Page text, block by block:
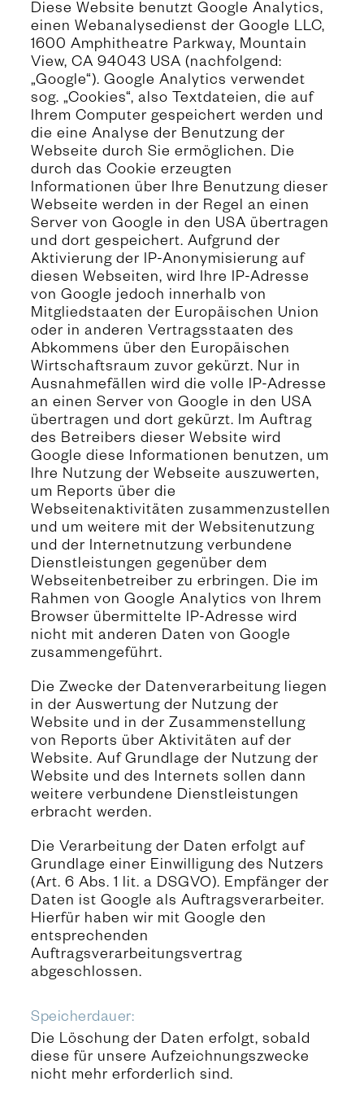
Diese Website benutzt Google Analytics,
einen Webanalysedienst der Google LLC,
1600 Amphitheatre Parkway, Mountain
View, CA 94043 USA (nachfolgend:
„Google“). Google Analytics verwendet
sog. „Cookies“, also Textdateien, die auf
Ihrem Computer gespeichert werden und
die eine Analyse der Benutzung der
Webseite durch Sie ermöglichen. Die
durch das Cookie erzeugten
Informationen über Ihre Benutzung dieser
Webseite werden in der Regel an einen
Server von Google in den USA übertragen
und dort gespeichert. Aufgrund der
Aktivierung der IP-Anonymisierung auf
diesen Webseiten, wird Ihre IP-Adresse
von Google jedoch innerhalb von
Mitgliedstaaten der Europäischen Union
oder in anderen Vertragsstaaten des
Abkommens über den Europäischen
Wirtschaftsraum zuvor gekürzt. Nur in
Ausnahmefällen wird die volle IP-Adresse
an einen Server von Google in den USA
übertragen und dort gekürzt. Im Auftrag
des Betreibers dieser Website wird
Google diese Informationen benutzen, um
Ihre Nutzung der Webseite auszuwerten,
um Reports über die
Webseitenaktivitäten zusammenzustellen
und um weitere mit der Websitenutzung
und der Internetnutzung verbundene
Dienstleistungen gegenüber dem
Webseitenbetreiber zu erbringen. Die im
Rahmen von Google Analytics von Ihrem
Browser übermittelte IP-Adresse wird
nicht mit anderen Daten von Google
zusammengeführt.
Die Zwecke der Datenverarbeitung liegen
in der Auswertung der Nutzung der
Website und in der Zusammenstellung
von Reports über Aktivitäten auf der
Website. Auf Grundlage der Nutzung der
Website und des Internets sollen dann
weitere verbundene Dienstleistungen
erbracht werden.
Die Verarbeitung der Daten erfolgt auf
Grundlage einer Einwilligung des Nutzers
(Art. 6 Abs. 1 lit. a DSGVO). Empfänger der
Daten ist Google als Auftragsverarbeiter.
Hierfür haben wir mit Google den
entsprechenden
Auftragsverarbeitungsvertrag
abgeschlossen.
Speicherdauer:
Die Löschung der Daten erfolgt, sobald
diese für unsere Aufzeichnungszwecke
nicht mehr erforderlich sind.